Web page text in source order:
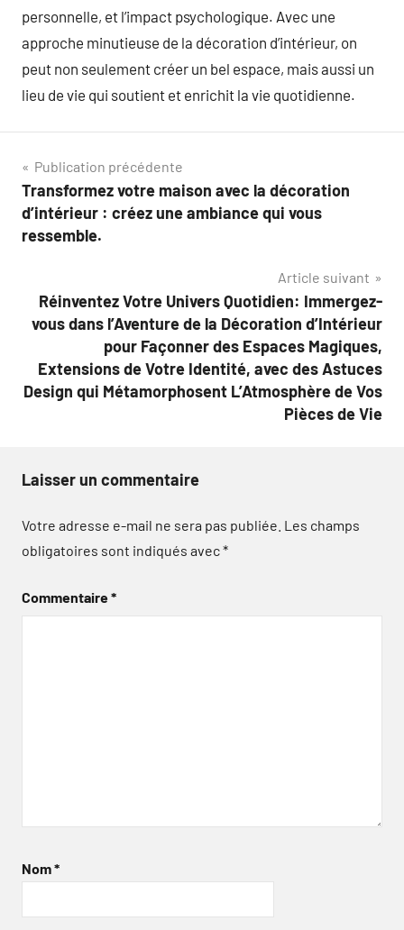
personnelle, et l’impact psychologique. Avec une
approche minutieuse de la décoration d’intérieur, on
peut non seulement créer un bel espace, mais aussi un
lieu de vie qui soutient et enrichit la vie quotidienne.
Navigation
de
l’article
Publication précédente
Transformez votre maison avec la décoration
d’intérieur : créez une ambiance qui vous
ressemble.
Article suivant
Réinventez Votre Univers Quotidien: Immergez-
vous dans l’Aventure de la Décoration d’Intérieur
pour Façonner des Espaces Magiques,
Extensions de Votre Identité, avec des Astuces
Design qui Métamorphosent L’Atmosphère de Vos
Pièces de Vie
Laisser un commentaire
Votre adresse e-mail ne sera pas publiée. Les champs
obligatoires sont indiqués avec*
Commentaire*
Nom*